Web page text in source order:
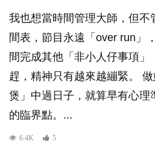
我也想當時間管理大師，但不
間表，節目永遠「over run」
間完成其他「非小人仔事項」
趕，精神只有越來越繃緊。
煲」中過日子，就算早有心理
的臨界點。...
6.4K 5